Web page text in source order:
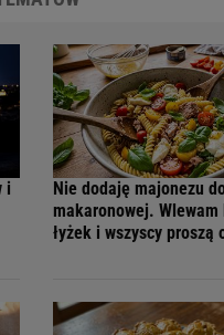
i
Nie dodaję majonezu
makaronowej.
łyżek i wszyscy proszą